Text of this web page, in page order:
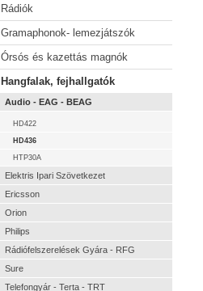
Rádiók
Gramaphonok- lemezjátszók
Órsós és kazettás magnók
Hangfalak, fejhallgatók
Audio - EAG - BEAG
HD422
HD436
HTP30A
Elektris Ipari Szövetkezet
Ericsson
Orion
Philips
Rádiófelszerelések Gyára - RFG
Sure
Telefongyár - Terta - TRT